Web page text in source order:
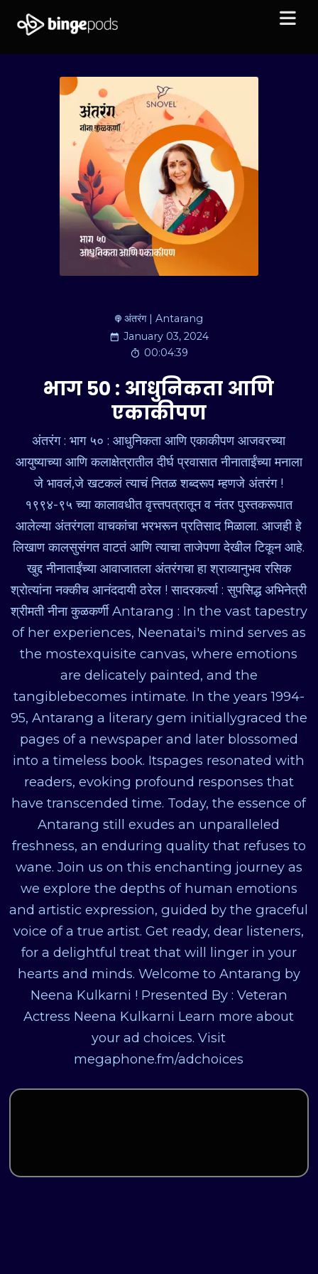
अंतरंग | Antarang
January 03, 2024
00:04:39
भाग ५० : आधुनिकता आणि
एकाकीपण
अंतरंग : भाग ५० : आधुनिकता आणि एकाकीपण आजवरच्या
आयुष्याच्या आणि कलाक्षेत्रातील दीर्घ प्रवासात नीनाताईंच्या मनाला
जे भावलं,जे खटकलं त्याचं नितळ शब्दरूप म्हणजे अंतरंग !
१९९४-९५ च्या कालावधीत वृत्त्तपत्रातून व नंतर पुस्तकरूपात
आलेल्या अंतरंगला वाचकांचा भरभरून प्रतिसाद मिळाला. आजही हे
लिखाण कालसुसंगत वाटतं आणि त्याचा ताजेपणा देखील टिकून आहे.
खुद्द नीनाताईंच्या आवाजातला अंतरंगचा हा श्राव्यानुभव रसिक
श्रोत्यांना नक्कीच आनंददायी ठरेल ! सादरकर्त्या : सुपसिद्ध अभिनेत्री
श्रीमती नीना कुळकर्णी Antarang : In the vast tapestry
of her experiences, Neenatai's mind serves as
the mostexquisite canvas, where emotions
are delicately painted, and the
tangiblebecomes intimate. In the years 1994-
95, Antarang a literary gem initiallygraced the
pages of a newspaper and later blossomed
into a timeless book. Itspages resonated with
readers, evoking profound responses that
have transcended time. Today, the essence of
Antarang still exudes an unparalleled
freshness, an enduring quality that refuses to
wane. Join us on this enchanting journey as
we explore the depths of human emotions
and artistic expression, guided by the graceful
voice of a true artist. Get ready, dear listeners,
for a delightful treat that will linger in your
hearts and minds. Welcome to Antarang by
Neena Kulkarni ! Presented By : Veteran
Actress Neena Kulkarni Learn more about
your ad choices. Visit
megaphone.fm/adchoices